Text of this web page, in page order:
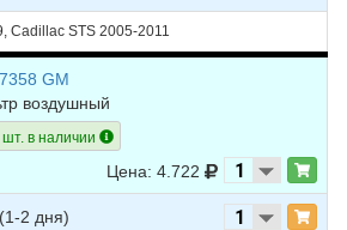
Cadillac STS 2005-2011
GM
воздушный
шт. в наличии
Цена: 4.722
(1-2 дня)